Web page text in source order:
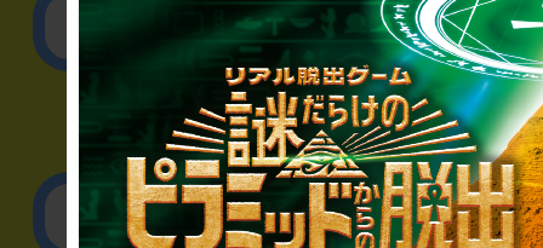
公演内容、チケット
▼企業／法人の方
リアル脱出ゲーム制作